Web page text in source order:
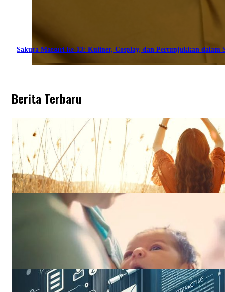
Sakura Matsuri ke-13: Kuliner, Cosplay, dan Pertunjukkan dalam
Berita Terbaru